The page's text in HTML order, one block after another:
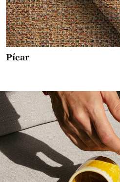
Pícar